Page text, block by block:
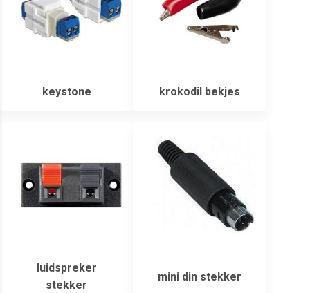
keystone krokodil bekjes
luidspreker
stekker
mini din stekker